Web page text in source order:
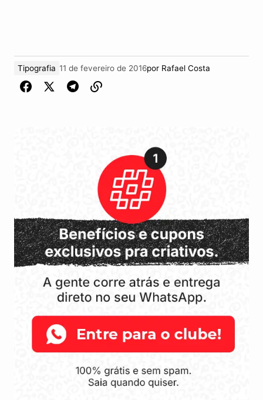
Tipografia 11 de fevereiro de 2016por Rafael Costa